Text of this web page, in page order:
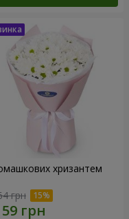
хризантем
грн